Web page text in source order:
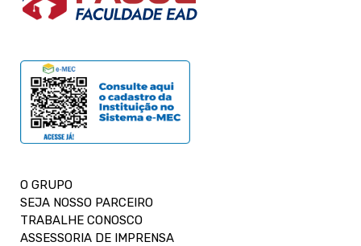
O GRUPO
SEJA NOSSO PARCEIRO
TRABALHE CONOSCO
ASSESSORIA DE IMPRENSA